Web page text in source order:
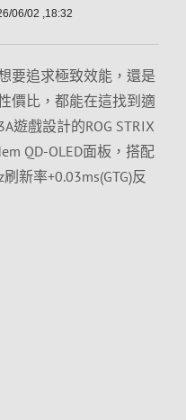
06/02 ,18:32
要追求極致效能，還是
價比，都能在這找到適
遊戲設計的ROG STRIX
QD-OLED面板，搭配
新率+0.03ms(GTG)反